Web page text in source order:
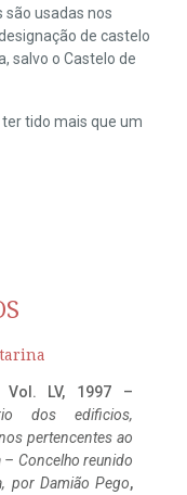
usadas nos
de castelo
salvo o Castelo de
tido mais que um
Vol. LV, 1997 –
dos edificios,
pertencentes ao
– Concelho reunido
por Damião Pego,